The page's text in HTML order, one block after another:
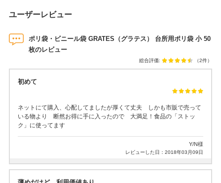
ユーザーレビュー
ポリ袋・ビニール袋 GRATES（グラテス） 台所用ポリ袋 小 50
枚のレビュー
総合評価: （2件）
初めて
ネットにて購入、心配してましたが厚くて丈夫 しかも市販で売って
いる物より 断然お得に手に入ったので 大満足！食品の「ストッ
ク」に使ってます
Y/N様
レビューした日：2018年03月09日